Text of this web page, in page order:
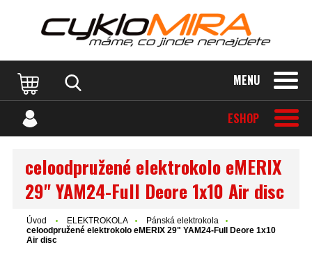
MENU
ESHOP
celoodpružené elektrokolo eMERIX
29" YAM24-Full Deore 1x10 Air disc
Úvod ELEKTROKOLA
Pánská elektrokola
celoodpružené elektrokolo eMERIX 29" YAM24-Full Deore 1x10
Air disc